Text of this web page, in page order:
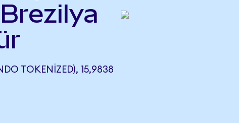
TOKENIZED), 15,9838